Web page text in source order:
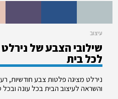
עיצוב
שילובי הצבע של
לכל בית
נירלט מציגה פלטות צבע חודשיות,
והשראה לעיצוב הבית בכל עונה ובכל